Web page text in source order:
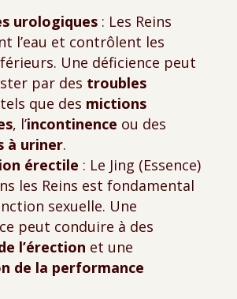
urologiques: Les Reins
l’eau et contrôlent les
Une déficience peut
par des troubles
que des mictions
, l’incontinence ou des
à uriner.
érectile : Le Jing (Essence)
les Reins est fondamental
sexuelle. Une
peut conduire à des
l’érection et une
de la performance